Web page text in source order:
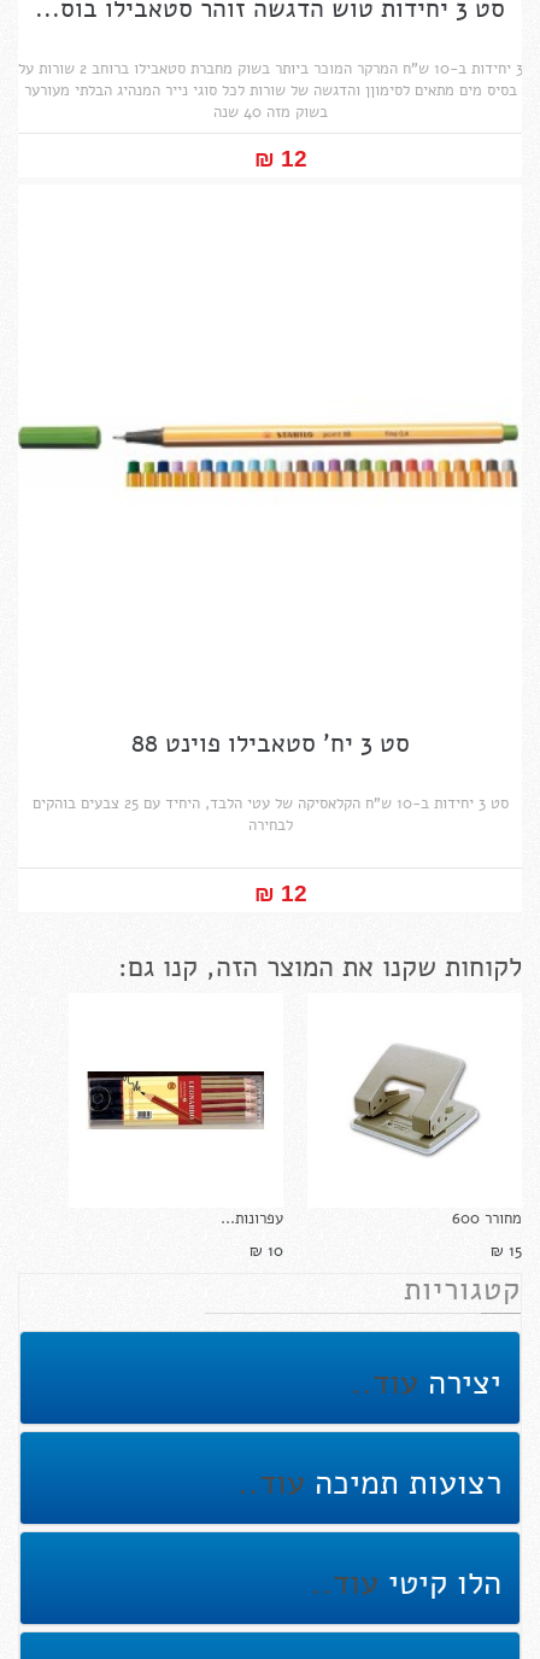
סט 3 יחידות טוש הדגשה זוהר סטאבילו בוס...
3 יחידות ב-10 ש"ח המרקר המוכר ביותר בשוק מחברת סטאבילו ברוחב 2 שורות על
בסיס מים מתאים לסימוןן והדגשה של שורות לכל סוגי נייר המנהיג הבלתי מעורער
בשוק מזה 40 שנה
12 ₪‎
סט 3 יח' סטאבילו פוינט 88
סט 3 יחידות ב-10 ש"ח הקלאסיקה של עטי הלבד, היחיד עם 25 צבעים בוהקים
לבחירה
12 ₪‎
לקוחות שקנו את המוצר הזה, קנו גם:
עפרונות...
10 ₪‎
מחורר 600
15 ₪‎
קטגוריות
יצירה עוד..
רצועות תמיכה עוד..
הלו קיטי עוד..